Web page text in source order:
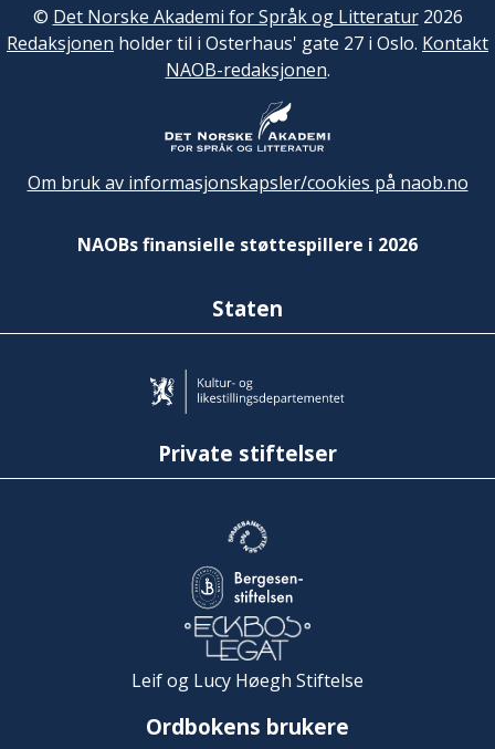
© Det Norske Akademi for Språk og Litteratur2026
Redaksjonen holder til i Osterhaus' gate 27 i Oslo. Kontakt
NAOB-redaksjonen.
Om bruk av informasjonskapsler/cookies på naob.no
NAOBs finansielle støttespillere i 2026
Staten
Private stiftelser
Leif og Lucy Høegh Stiftelse
Ordbokens brukere